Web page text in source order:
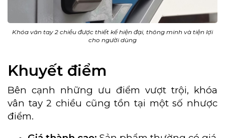
Khóa vân tay 2 chiều được thiết kế hiện đại, thông minh và tiện lợi
cho người dùng
Khuyết điểm
Bên cạnh những ưu điểm vượt trội, khóa
vân tay 2 chiều cũng tồn tại một số nhược
điểm.